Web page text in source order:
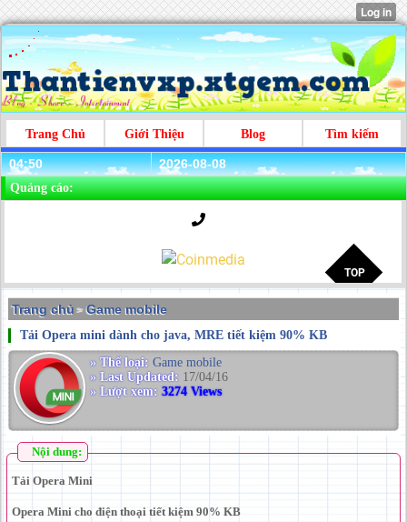
Trang Chủ Giới Thiệu Blog Tìm kiếm
04:50 2026-08-08
Quảng cáo:
Trang chủ >Game mobile
Tải Opera mini dành cho java, MRE tiết kiệm 90% KB
» Thể loại: Game mobile
» Last Updated: 17/04/16
» Lượt xem: 3274 Views
Nội dung:
Tải Opera Mini
Opera Mini cho điện thoại tiết kiệm 90% KB